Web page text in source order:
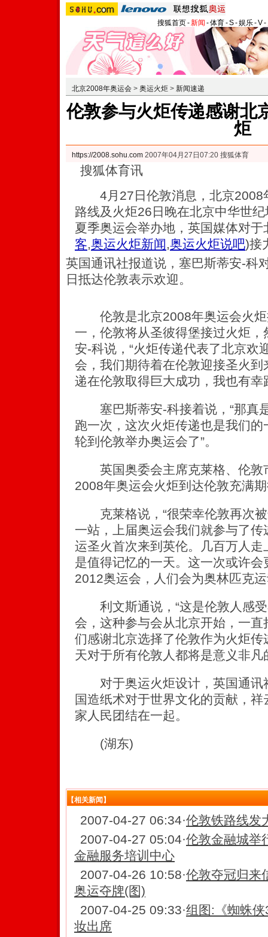
搜狐首页-新闻 -体育-S-娱乐-V-
北京2008年奥运会 > 奥运火炬 > 新闻速递
伦敦参与火炬传递感谢北
炬
https://2008.sohu.com 2007年04月27日07:20 搜狐体育
搜狐体育讯
4月27日伦敦消息，北京2008
路线及火炬26日晚在北京中华世
夏季奥运会举办地，英国媒体对于
客,奥运火炬新闻,奥运火炬说吧)接
英国通讯社报道说，塞巴斯蒂安-科
日抵达伦敦表示欢迎。
伦敦是北京2008年奥运会火炬
一，伦敦将从圣彼得堡接过火炬
安-科说，“火炬传递代表了北京欢
会，我们期待着在伦敦迎接圣火
递在伦敦取得巨大成功，我也有幸
塞巴斯蒂安-科接着说，“那真
跑一次，这次火炬传递也是我们
轮到伦敦举办奥运会了”。
英国奥委会主席克莱格、伦敦
2008年奥运会火炬到达伦敦充满
克莱格说，“很荣幸伦敦再次被
一站，上届奥运会我们就参与了
运圣火首次来到英伦。几百万人
是值得记忆的一天。这一次或许
2012奥运会，人们会为奥林匹克
利文斯通说，“这是伦敦人感受
会，这种参与会从北京开始，一
们感谢北京选择了伦敦作为火炬
天对于所有伦敦人都将是意义非凡
对于奥运火炬设计，英国通讯
国造纸术对于世界文化的贡献，
家人民团结在一起。
(湖东)
【相关新闻】
2007-04-27 06:34·伦敦铁路线发
2007-04-27 05:04·伦敦金融城举
金融服务培训中心
2007-04-26 10:58·伦敦夺冠归来
奥运夺牌(图)
2007-04-25 09:33·组图:《蜘蛛
妆出席